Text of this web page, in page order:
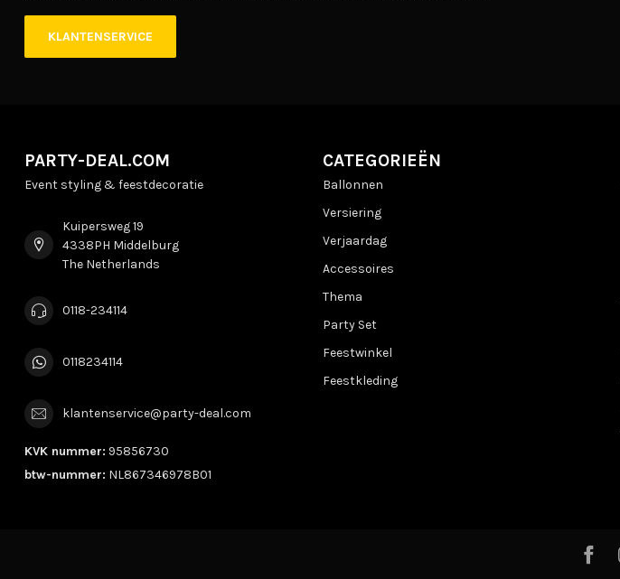
KLANTENSERVICE
PARTY-DEAL.COM
Event styling & feestdecoratie
Kuipersweg 19
4338PH Middelburg
The Netherlands
0118-234114
0118234114
klantenservice@party-deal.com
KVK nummer: 95856730
btw-nummer: NL867346978B01
CATEGORIEËN
Ballonnen
Versiering
Verjaardag
Accessoires
Thema
Party Set
Feestwinkel
Feestkleding